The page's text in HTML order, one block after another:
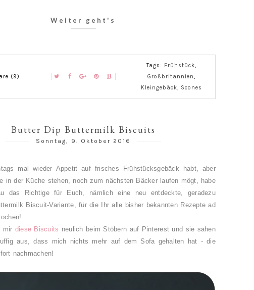
Weiter geht's
(9)
Tags: Frühstück,
Großbritannien,
Kleingebäck, Scones
Butter Dip Buttermilk Biscuits
Sonntag, 9. Oktober 2016
mal wieder Appetit auf frisches Frühstücksgebäck habt, aber
in der Küche stehen, noch zum nächsten Bäcker laufen mögt, habe
das Richtige für Euch, nämlich eine neu entdeckte, geradezu
Biscuit-Variante, für die Ihr alle bisher bekannten Rezepte ad
mir diese Biscuits neulich beim Stöbern auf Pinterest und sie sahen
aus, dass mich nichts mehr auf dem Sofa gehalten hat - die
nachmachen!